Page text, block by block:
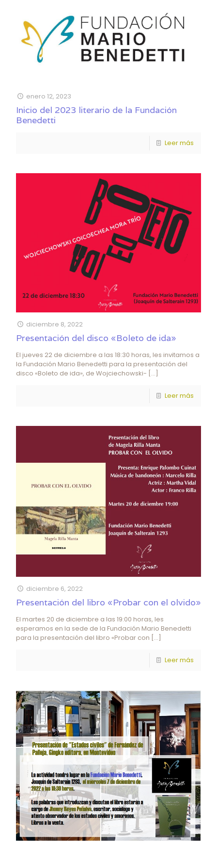
enero 12, 2023
Inicio del 2023 literario de la Fundación
Benedetti
Leer más
diciembre 8, 2022
Presentación del disco «Boleto de ida»
El jueves 22 de diciembre a las 18:30 horas, les invitamos a
la Fundación Mario Benedetti para la presentación del
disco «Boleto de ida», de Wojciechowski- […]
Leer más
diciembre 6, 2022
Presentación del libro «Probar con el olvido»
El martes 20 de diciembre a las 19:00 horas, les
esperamos en la sede de la Fundación Mario Benedetti
para la presentación del libro «Probar con […]
Leer más